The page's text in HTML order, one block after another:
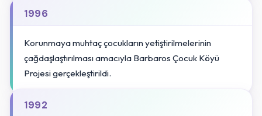
1996
Korunmaya muhtaç çocukların yetiştirilmelerinin
çağdaşlaştırılması amacıyla Barbaros Çocuk Köyü
Projesi gerçekleştirildi.
1992